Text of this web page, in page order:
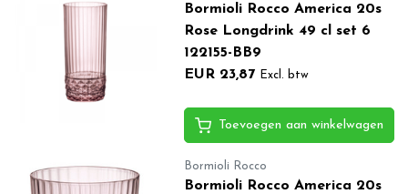
Bormioli Rocco America 20s
Rose Longdrink 49 cl set 6
122155-BB9
EUR 23,87
Excl. btw
Toevoegen aan winkelwagen
Bormioli Rocco
Bormioli Rocco America 20s